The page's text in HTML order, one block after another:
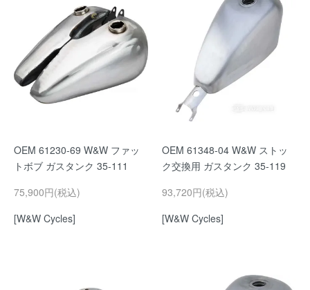
OEM 61230-69 W&W ファッ
トボブ ガスタンク 35-111
75,900円(税込)
[W&W Cycles]
OEM 61348-04 W&W ストッ
ク交換用 ガスタンク 35-119
93,720円(税込)
[W&W Cycles]